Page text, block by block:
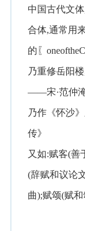
中国古代文
合体,通常用
的〖
乃重修岳阳
——宋·范仲淹
乃作《怀沙
传》
又如:赋客(善
(辞赋和议论
曲);赋颂(赋